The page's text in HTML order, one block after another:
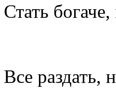
Стать богаче,
Все раздать,